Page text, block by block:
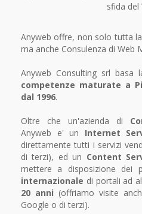
sfida del
Anyweb offre, non solo tutta
ma anche Consulenza di Web
Anyweb Consulting srl basa
competenze maturate a
dal 1996.
Oltre che un'azienda di
Anyweb e' un Internet
direttamente tutti i servizi
di terzi), ed un Content
mettere a disposizione dei
internazionale di portali ad
20 anni (offriamo visite
Google o di terzi).